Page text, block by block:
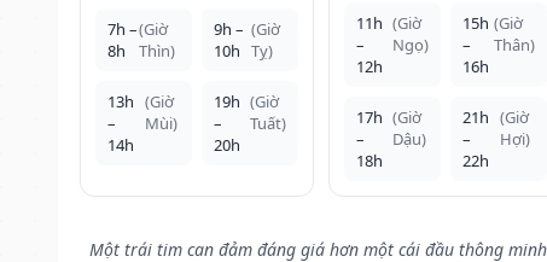
7h –
8h
(Giờ
Thìn)
9h –
10h
(Giờ
Tỵ)
13h
–
14h
(Giờ
Mùi)
19h
–
20h
(Giờ
Tuất)
11h
–
12h
(Giờ
Ngọ)
15h
–
16h
(Giờ
Thân)
17h
–
18h
(Giờ
Dậu)
21h
–
22h
(Giờ
Hợi)
Một trái tim can đảm đáng giá hơn một cái đầu thông